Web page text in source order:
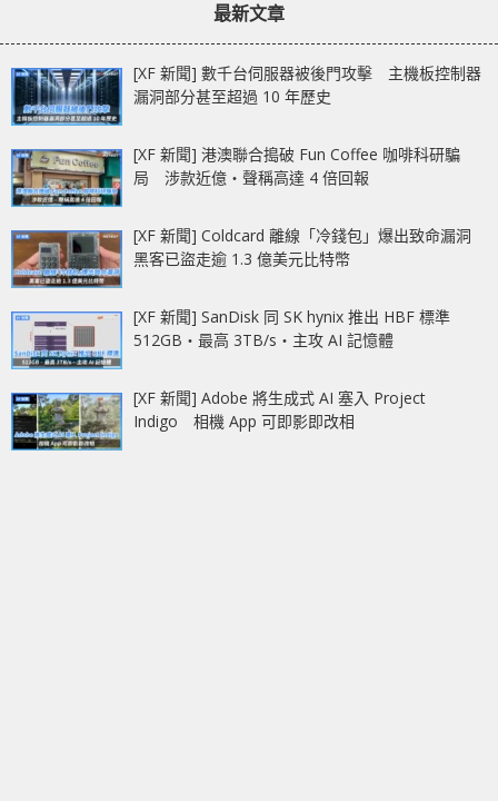
最新文章
[XF 新聞] 數千台伺服器被後門攻擊 主機板控制器
漏洞部分甚至超過 10 年歷史
[XF 新聞] 港澳聯合搗破 Fun Coffee 咖啡科研騙
局 涉款近億‧聲稱高達 4 倍回報
[XF 新聞] Coldcard 離線「冷錢包」爆出致命漏洞
黑客已盜走逾 1.3 億美元比特幣
[XF 新聞] SanDisk 同 SK hynix 推出 HBF 標準
512GB‧最高 3TB/s‧主攻 AI 記憶體
[XF 新聞] Adobe 將生成式 AI 塞入 Project
Indigo 相機 App 可即影即改相